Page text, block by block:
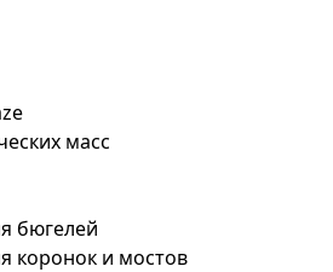
масс
бюгелей
коронок и мостов